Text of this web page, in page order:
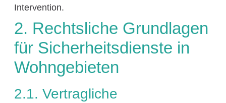
Intervention.
2. Rechtsliche Grundlagen
für Sicherheitsdienste in
Wohngebieten
2.1. Vertragliche